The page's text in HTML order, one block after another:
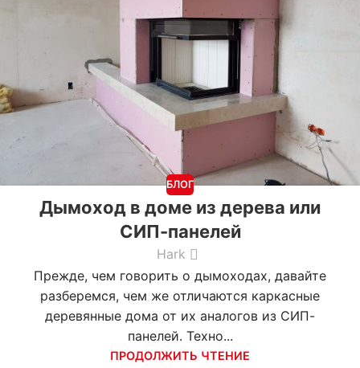
БЛОГ
Дымоход в доме из дерева или
СИП-панелей
Hark
Прежде, чем говорить о дымоходах, давайте
разберемся, чем же отличаются каркасные
деревянные дома от их аналогов из СИП-
панелей. Техно...
ПРОДОЛЖИТЬ ЧТЕНИЕ